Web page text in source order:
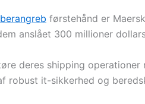
førstehånd er
anslået 300 millioner
deres shipping
robust it-sikkerhed og